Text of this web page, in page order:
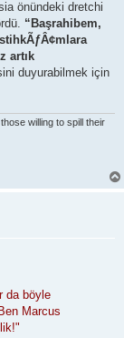
önündeki dretchi
“Başrahibem,
artık
duyurabilmek için
willing to spill their
da böyle
Marcus